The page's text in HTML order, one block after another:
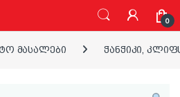
0
მასალები ჭანჭიკი,